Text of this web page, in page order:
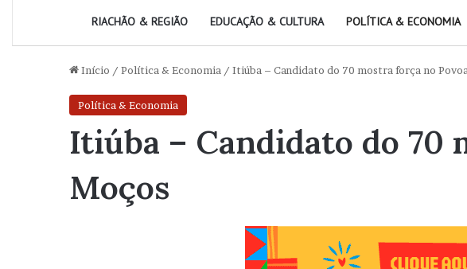
RIACHÃO & REGIÃO EDUCAÇÃO & CULTURA POLÍTICA & ECONOMIA
Início / Política & Economia / Itiúba – Candidato do 70 mostra força no
Política & Economia
Itiúba – Candidato do 70
Moços